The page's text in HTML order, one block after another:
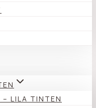
– LILA TINTEN